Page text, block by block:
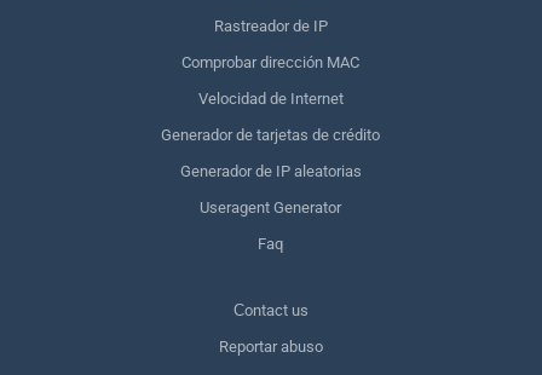
Rastreador de IP
Comprobar dirección MAC
Velocidad de Internet
Generador de tarjetas de crédito
Generador de IP aleatorias
Useragent Generator
Faq
Сontact us
Reportar abuso